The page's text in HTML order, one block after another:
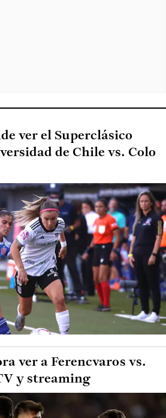
ver el Superclásico
de Chile vs. Colo
ver a Ferencvaros vs.
y streaming